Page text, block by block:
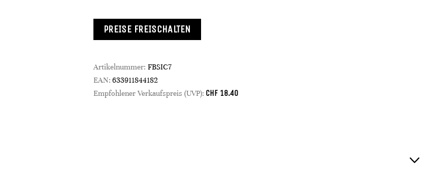
PREISE FREISCHALTEN
Artikelnummer: FBSIC7
EAN: 633911844182
Empfohlener Verkaufspreis (UVP): CHF 18.40